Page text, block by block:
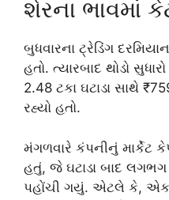
શેરના ભાવમાં
બુધવારના ટ્રેડિંગ
હતો. ત્યારબાદ થોડો
2.48 ટકા ઘટાડા સાથે
રહ્યો હતો.
મંગળવારે કંપનીનું માર્કેટ
હતું, જે ઘટાડા બાદ લગભગ
પહોંચી ગયું. એટલે કે, એક